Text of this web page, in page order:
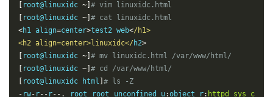
root@linuxidc ~] # vim linuxidc.html
root@linuxidc ~] # cat linuxidc.html
<h1 align=center>test2 web</h1>
<h2 align=center>linuxidc</ h2>
root@linuxidc ~] # mv linuxidc.html /var/www/html/
root@linuxidc ~] # cd /var/www/html/
root@linuxidc html # ls -Z
- rw- r-- r--. root root unconfined_u:object_r: httpd_sys_c